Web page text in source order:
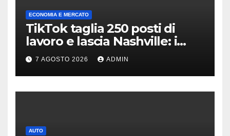
ECONOMIA E MERCATO
TikTok taglia 250 posti di
lavoro e lascia Nashville: i
motivi della scelta
7 AGOSTO 2026 ADMIN
AUTO